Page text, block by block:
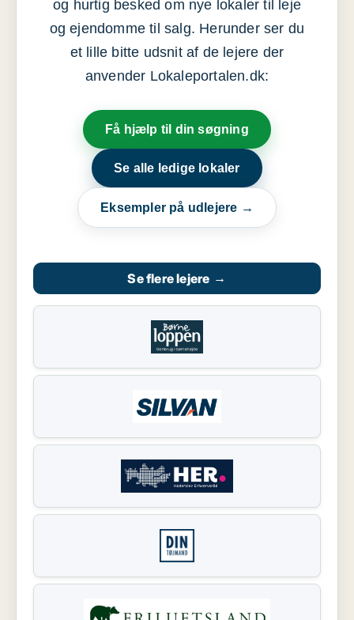
og hurtig besked om nye lokaler til leje
og ejendomme til salg. Herunder ser du
et lille bitte udsnit af de lejere der
anvender Lokaleportalen.dk:
Få hjælp til din søgning
Se alle ledige lokaler
Eksempler på udlejere →
Se flere lejere →